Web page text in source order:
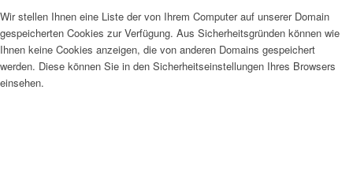
Wir stellen Ihnen eine Liste der von Ihrem Computer auf unserer Domain
gespeicherten Cookies zur Verfügung. Aus Sicherheitsgründen können wie
Ihnen keine Cookies anzeigen, die von anderen Domains gespeichert
werden. Diese können Sie in den Sicherheitseinstellungen Ihres Browsers
einsehen.